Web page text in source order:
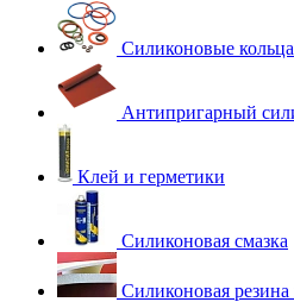
Силиконовые кольца
Антипригарный
Клей и герметики
Силиконовая смазка
Силиконовая резина